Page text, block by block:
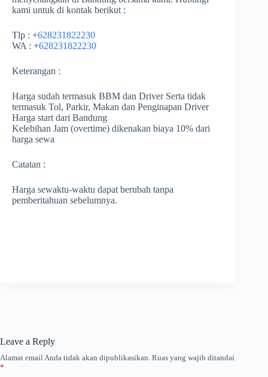
kami untuk di kontak berikut :
Tlp : +628231822230
WA : +628231822230
Keterangan :
Harga sudah termasuk BBM dan Driver Serta tidak
termasuk Tol, Parkir, Makan dan Penginapan Driver
Harga start dari Bandung
Kelebihan Jam (overtime) dikenakan biaya 10% dari
harga sewa
Catatan :
Harga sewaktu-waktu dapat berubah tanpa
pemberitahuan sebelumnya.
Leave a Reply
Alamat email Anda tidak akan dipublikasikan. Ruas yang wajib ditandai
*